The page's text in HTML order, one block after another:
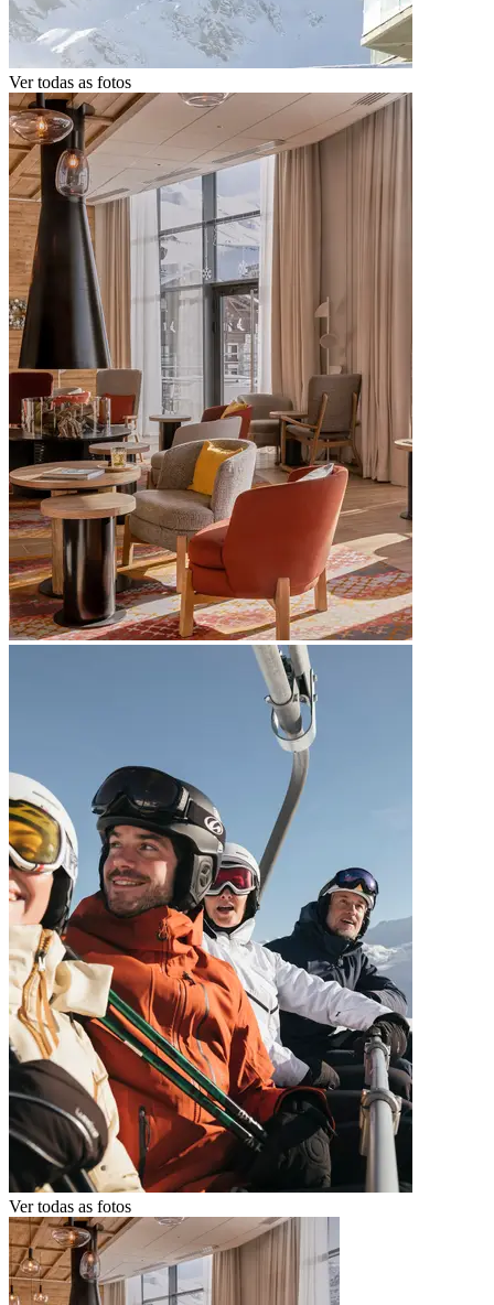
Ver todas as fotos
Ver todas as fotos